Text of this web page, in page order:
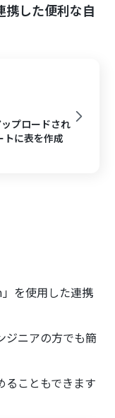
携した便利な自
プロードされ
トに表を作成
を使用した連携
ジニアの方でも簡
ることもできます